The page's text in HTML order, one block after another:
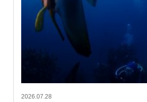
2026.07.28